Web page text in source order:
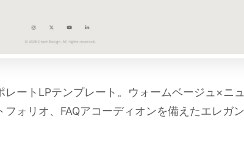
ートLPテンプレート。ウォームベージュ×ニ
ォリオ、FAQアコーディオンを備えたエレガン